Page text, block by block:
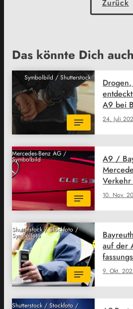
Zurück
Das könnte Dich
Symbolbild / Shutterstock
24. Juli
A9 bei
Mercedes-Benz AG /
Symbolbild
10. Nov.
A9 /
Shutterstock / Stockfoto /
Symbolfoto
9. Okt.
auf der
Shutterstock / Stockfoto /